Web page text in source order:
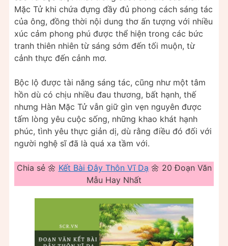
Mặc Tử khi chứa đựng đầy đủ phong cách sáng tác
của ông, đồng thời nội dung thơ ấn tượng với nhiều
xúc cảm phong phú được thể hiện trong các bức
tranh thiên nhiên từ sáng sớm đến tối muộn, từ
cảnh thực đến cảnh mơ.
Bộc lộ được tài năng sáng tác, cũng như một tâm
hồn dù có chịu nhiều đau thương, bất hạnh, thế
nhưng Hàn Mặc Tử vẫn giữ gìn vẹn nguyên được
tấm lòng yêu cuộc sống, những khao khát hạnh
phúc, tình yêu thực giản dị, dù rằng điều đó đối với
người nghệ sĩ đã là quá xa tầm với.
Chia sẻ 🌼 Kết Bài Đây Thôn Vĩ Dạ 🌼 20 Đoạn Văn
Mẫu Hay Nhất